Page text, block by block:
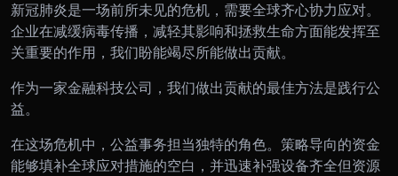
新冠肺炎是一场前所未见的危机，需要全球齐心协力应对。
企业在减缓病毒传播，减轻其影响和拯救生命方面能发挥至
关重要的作用，我们盼能竭尽所能做出贡献。
作为一家金融科技公司，我们做出贡献的最佳方法是践行公
益。
在这场危机中，公益事务担当独特的角色。策略导向的资金
能够填补全球应对措施的空白，并迅速补强设备齐全但资源